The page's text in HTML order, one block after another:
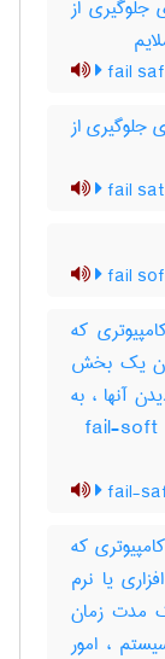
از
fail
جلوگیری از
fail
fail
که
یک بخش
آنها ، به
کار خود ادامه میدهد مقایسه کنید با ‎ fail-soft
fail-
که
یا نرم
مدت زمان
، امور